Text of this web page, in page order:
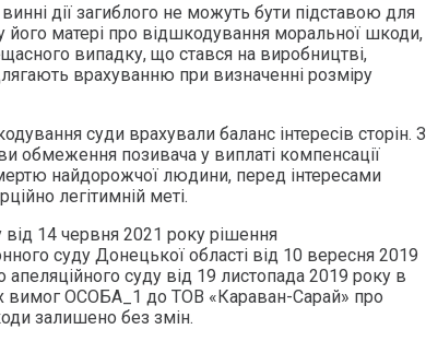
дії загиблого не можуть бути підставою для
його матері про відшкодування моральної шкоди,
випадку, що стався на виробництві,
врахуванню при визначенні розміру
суди врахували баланс інтересів сторін. З
обмеження позивача у виплаті компенсації
найдорожчої людини, перед інтересами
легітимній меті.
14 червня 2021 року рішення
суду Донецької області від 10 вересня 2019
суду від 19 листопада 2019 року в
вимог ОСОБА_1 до ТОВ «Караван-Сарай» про
залишено без змін.